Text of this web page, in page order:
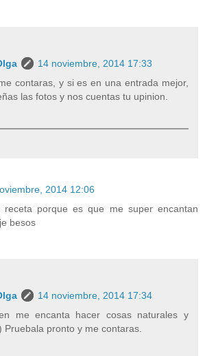
14 noviembre, 2014 17:33
contaras, y si es en una entrada mejor,
las fotos y nos cuentas tu upinion.
2014 12:06
receta porque es que me super encantan
besos
14 noviembre, 2014 17:34
me encanta hacer cosas naturales y
Pruebala pronto y me contaras.